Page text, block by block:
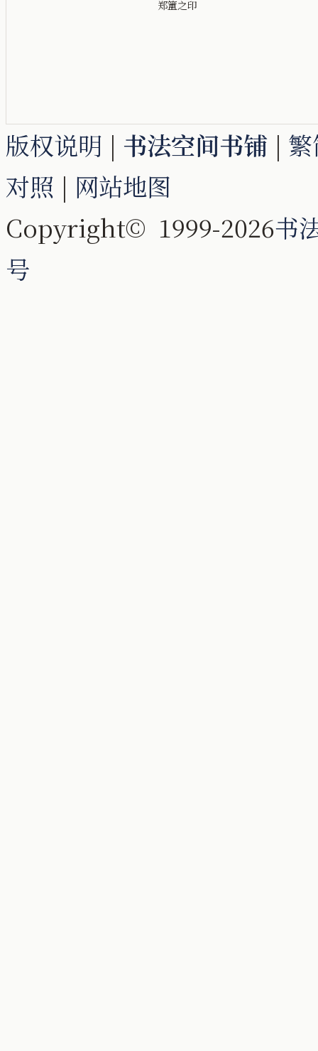
郑簠之印
版权说明 | 书法空间书铺 |
对照 | 网站地图
Copyright© 1999-2026书
号